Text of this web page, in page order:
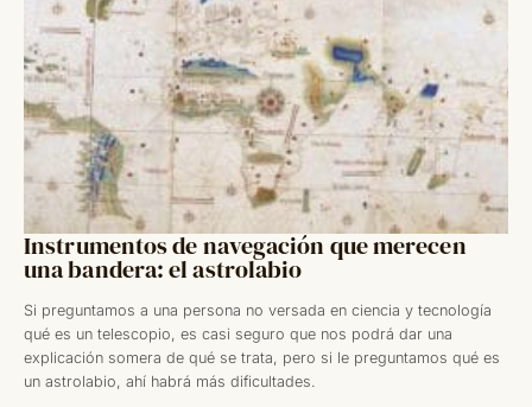
Instrumentos de navegación que merecen
una bandera: el astrolabio
Si preguntamos a una persona no versada en ciencia y tecnología
qué es un telescopio, es casi seguro que nos podrá dar una
explicación somera de qué se trata, pero si le preguntamos qué es
un astrolabio, ahí habrá más dificultades.